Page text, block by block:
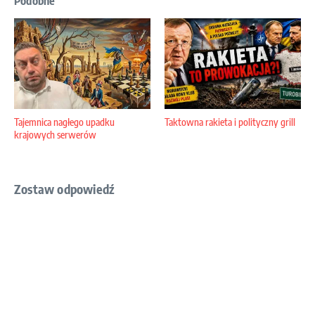
Tajemnica nagłego upadku
krajowych serwerów
Taktowna rakieta i polityczny grill
Zostaw odpowiedź